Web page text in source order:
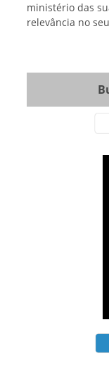
ministério das
relevância no